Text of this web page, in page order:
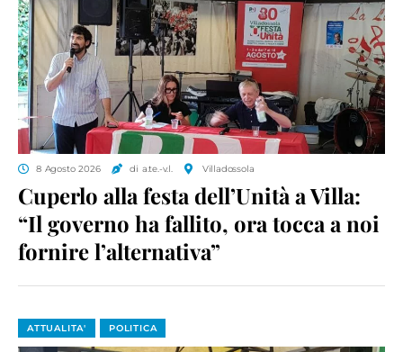
8 Agosto 2026 di a.te.-v.l. Villadossola
Cuperlo alla festa dell’Unità a Villa:
“Il governo ha fallito, ora tocca a noi
fornire l’alternativa”
ATTUALITA' POLITICA